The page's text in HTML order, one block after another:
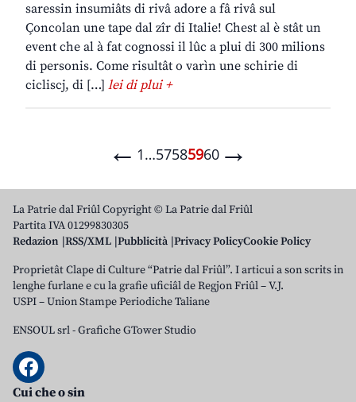
saressin insumiâts di rivâ adore a fâ rivâ sul
Çoncolan une tape dal zîr di Italie! Chest al è stât un
event che al à fat cognossi il lûc a plui di 300 milions
di personis. Come risultât o varìn une schirie di
cicliscj, di […] lei di plui +
← 1…57585960 →
La Patrie dal Friûl Copyright © La Patrie dal Friûl
Partita IVA 01299830305
Redazion RSS/XML Pubblicità Privacy PolicyCookie Policy
Proprietât Clape di Culture “Patrie dal Friûl”. I articui a son scrits in
lenghe furlane e cu la grafie uficiâl de Regjon Friûl – V.J.
USPI – Union Stampe Periodiche Taliane
ENSOUL srl-Grafiche GTower Studio
Cui che o sin